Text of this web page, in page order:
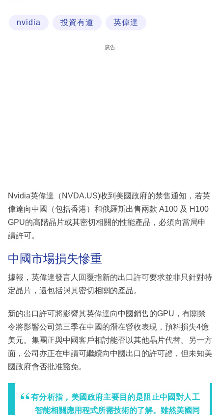
場
nvidia 投資有道 英偉達
廣告
Nvidia英偉達（NVDA.US)收到美國政府的禁售通知，若英
偉達向中國（包括香港）和俄羅斯出售兩款 A100 及 H100
GPU的高階晶片或其密切相關的性能產品，必須向當局申
請許可。
中國市場損失慘重
據報，英偉達發言人回覆指新的出口許可要求並非只針對特
定晶片，還包括與其密切相關的產品。
新的出口許可將影響其英偉達向中國銷售的GPU，有關禁
令將影響公司第三季在中國的潛在營收表現，預料損失4億
美元。集團正與中國客戶相討能否以其他晶片代替。另一方
面，公司亦正在申請可繼續向中國出口的許可證，但未知美
國政府會否批准豁免。
有分析指，美國政府主要目的是阻止中國對人工
智能相關應用程式所需技術的了解。雖然美國同